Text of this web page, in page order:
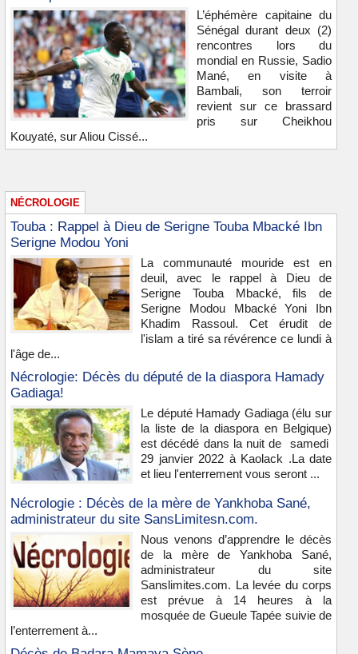
L’éphémère capitaine du
Sénégal durant deux (2)
rencontres lors du
mondial en Russie, Sadio
Mané, en visite à
Bambali, son terroir
revient sur ce brassard
pris sur Cheikhou
Kouyaté, sur Aliou Cissé...
NÉCROLOGIE
Touba : Rappel à Dieu de Serigne Touba Mbacké Ibn
Serigne Modou Yoni
La communauté mouride est en
deuil, avec le rappel à Dieu de
Serigne Touba Mbacké, fils de
Serigne Modou Mbacké Yoni Ibn
Khadim Rassoul. Cet érudit de
l'islam a tiré sa révérence ce lundi à
l'âge de...
Nécrologie: Décès du député de la diaspora Hamady
Gadiaga!
Le député Hamady Gadiaga (élu sur
la liste de la diaspora en Belgique)
est décédé dans la nuit de samedi
29 janvier 2022 à Kaolack .La date
et lieu l'enterrement vous seront ...
Nécrologie : Décès de la mère de Yankhoba Sané,
administrateur du site SansLimitesn.com.
Nous venons d’apprendre le décès
de la mère de Yankhoba Sané,
administrateur du site
Sanslimites.com. La levée du corps
est prévue à 14 heures à la
mosquée de Gueule Tapée suivie de
l’enterrement à...